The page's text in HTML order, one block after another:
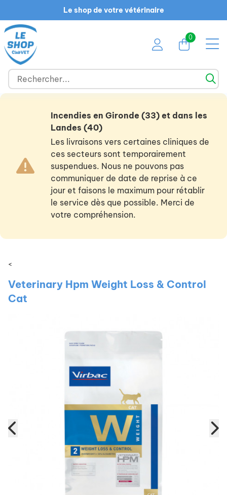
Le shop de votre vétérinaire
0
Incendies en Gironde (33) et dans les
Landes (40)
Les livraisons vers certaines cliniques de
ces secteurs sont temporairement
suspendues. Nous ne pouvons pas
communiquer de date de reprise à ce
jour et faisons le maximum pour rétablir
le service dès que possible. Merci de
votre compréhension.
<
Veterinary Hpm Weight Loss & Control
Cat